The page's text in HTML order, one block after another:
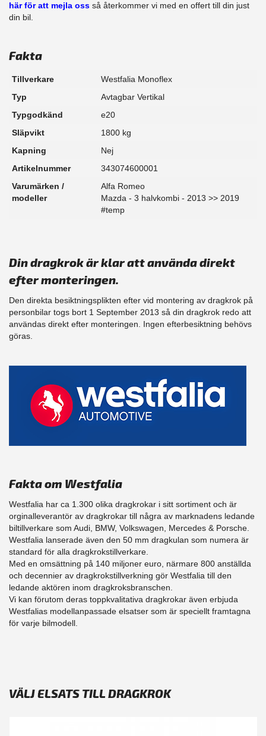
här för att mejla oss så återkommer vi med en offert till din just
din bil.
Fakta
Tillverkare
Westfalia Monoflex
Typ
Avtagbar Vertikal
Typgodkänd
e20
Släpvikt
1800 kg
Kapning
Nej
Artikelnummer
343074600001
Varumärken /
modeller
Alfa Romeo
Mazda - 3 halvkombi - 2013 >> 2019
#temp
Din dragkrok är klar att använda direkt
efter monteringen.
Den direkta besiktningsplikten efter vid montering av dragkrok på
personbilar togs bort 1 September 2013 så din dragkrok redo att
användas direkt efter monteringen. Ingen efterbesiktning behövs
göras.
Fakta om Westfalia
Westfalia har ca 1.300 olika dragkrokar i sitt sortiment och är
orginalleverantör av dragkrokar till några av marknadens ledande
biltillverkare som Audi, BMW, Volkswagen, Mercedes & Porsche.
Westfalia lanserade även den 50 mm dragkulan som numera är
standard för alla dragkrokstillverkare.
Med en omsättning på 140 miljoner euro, närmare 800 anställda
och decennier av dragkrokstillverkning gör Westfalia till den
ledande aktören inom dragkroksbranschen.
Vi kan förutom deras toppkvalitativa dragkrokar även erbjuda
Westfalias modellanpassade elsatser som är speciellt framtagna
för varje bilmodell.
VÄLJ ELSATS TILL DRAGKROK